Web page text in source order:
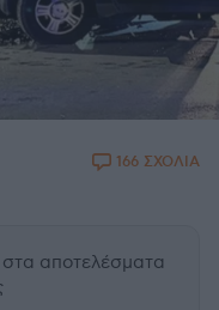
166 ΣΧΟΛΙΑ
στα αποτελέσματα